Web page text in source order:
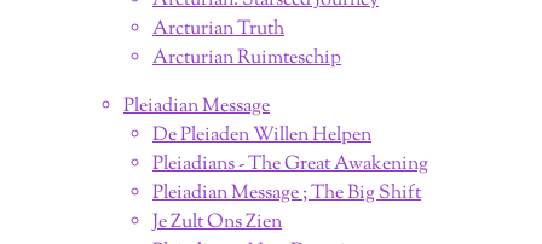
Arcturian Truth
Arcturian Ruimteschip
Pleiadian Message
De Pleiaden Willen Helpen
Pleiadians - The Great Awakening
Pleiadian Message ; The Big Shift
Je Zult Ons Zien